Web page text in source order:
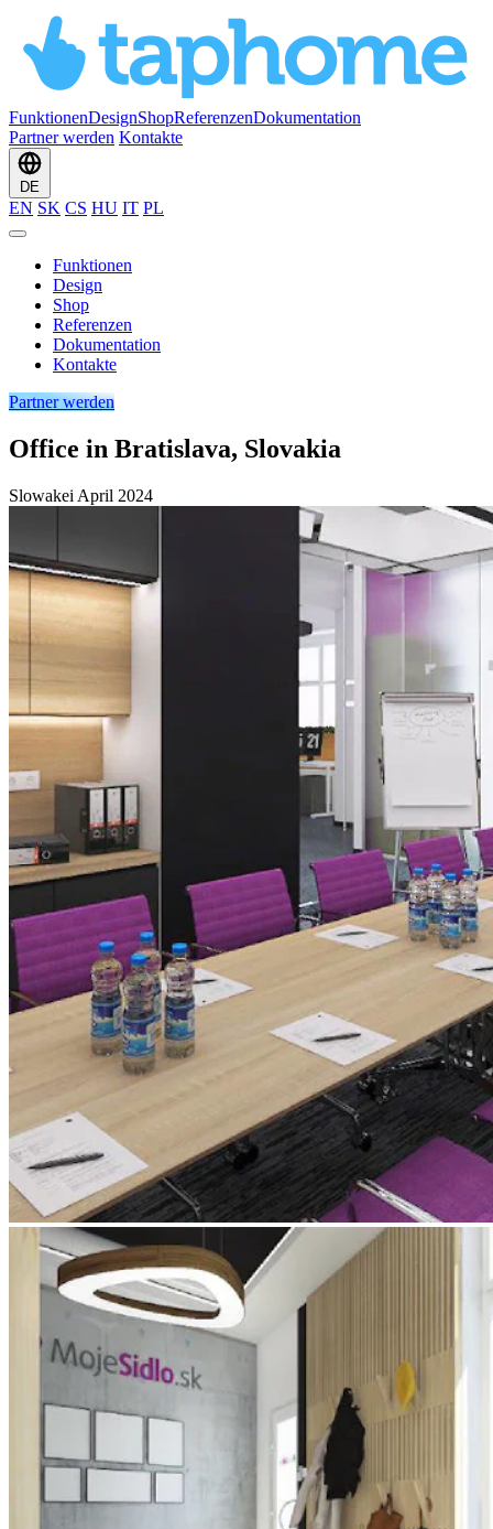
FunktionenDesignShopReferenzenDokumentation
Partner werden Kontakte
DE
EN SK CS HU IT PL
Funktionen
Design
Shop
Referenzen
Dokumentation
Kontakte
Partner werden
Office in Bratislava, Slovakia
Slowakei April 2024